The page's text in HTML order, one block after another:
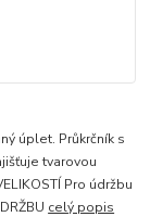
úplet. Průkrčník s
tvarovou
Pro údržbu
celý popis